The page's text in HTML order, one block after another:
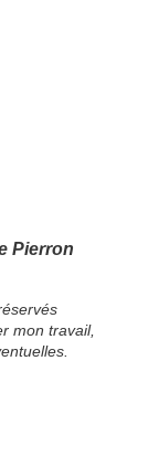
Pierron
mon travail,